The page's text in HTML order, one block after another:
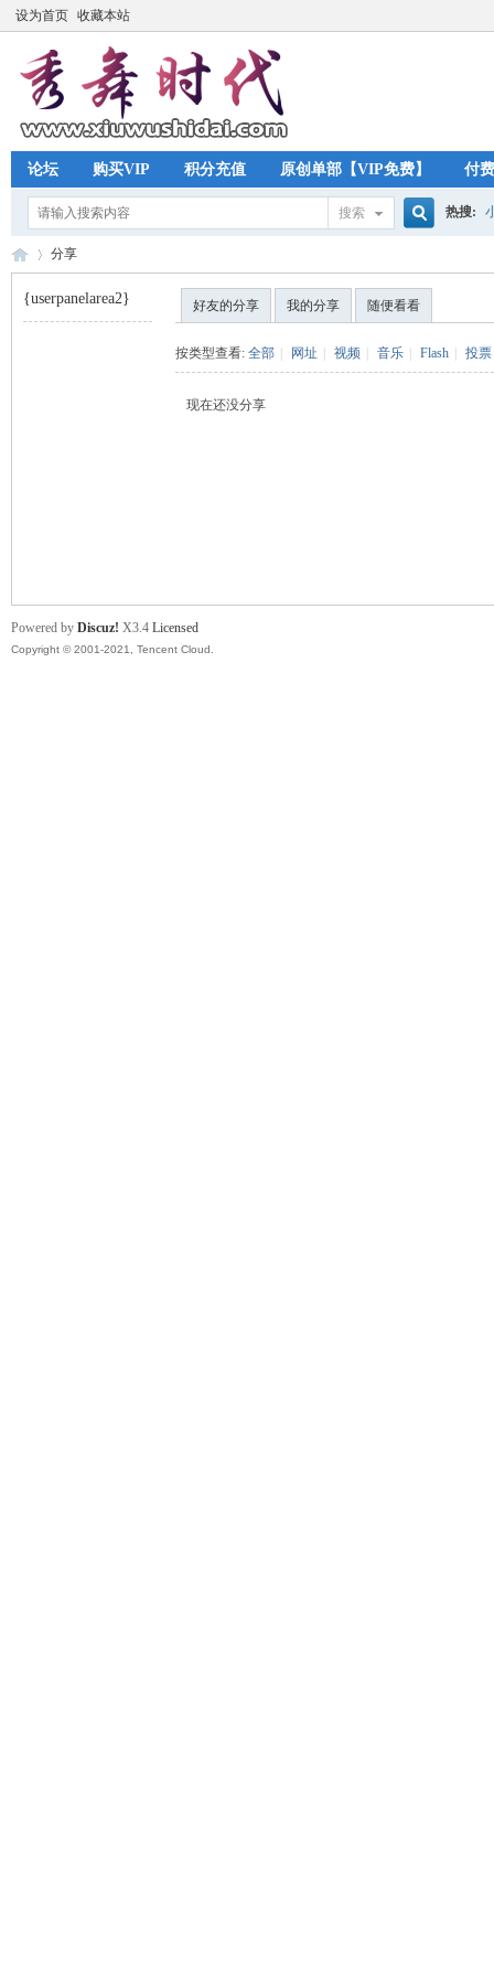
设为首页 收藏本站
论坛 购买VIP 积分充值 原创单部【VIP免费】 付
搜索 热搜:
分享
{userpanelarea2} 好友的分享 我的分享 随便看看
按类型查看: 全部 网址 视频 音乐 Flash 投票
现在还没分享
Powered by Discuz! X3.4 Licensed
Copyright © 2001-2021, Tencent Cloud.